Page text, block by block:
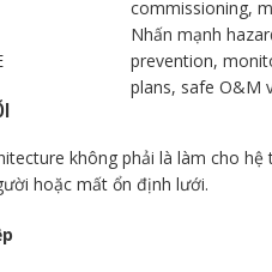
commissioning,
Nhấn mạnh
prevention,
plans, safe O&M
không phải là làm cho
hoặc mất ổn định lưới.